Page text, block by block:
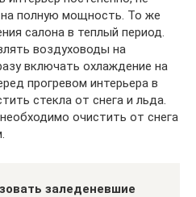
полную мощность. То же
салона в теплый период.
воздуховоды на
включать охлаждение на
прогревом интерьера в
стекла от снега и льда.
очистить от снега
заледеневшие